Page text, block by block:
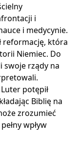
i
i medycynie.
reformację, która
Niemiec. Do
swoje rządy na
potępił
Biblię na
zrozumieć
wpływ